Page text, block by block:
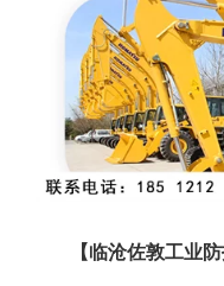
【临沧佐敦工业